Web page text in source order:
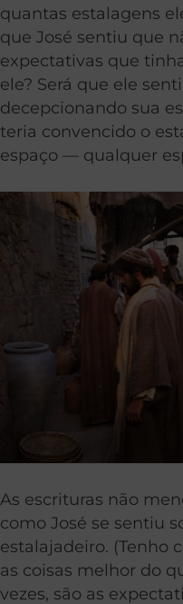
quantas estalagens
que José sentiu que
expectativas que
ele? Será que ele
decepcionando sua
teria convencido o
espaço — qualquer
As escrituras não
como José se sentiu
estalajadeiro. (Tenho
as coisas melhor do
vezes, são as